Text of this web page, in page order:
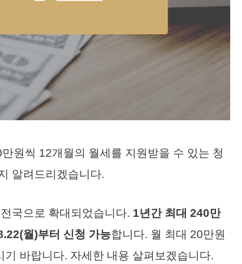
원씩 12개월의 월세를 지원받을 수 있는 청
알려드리겠습니다.
국으로 확대되었습니다. 1년간 최대 240만
월)부터 신청 가능합니다. 월 최대 20만원
바랍니다. 자세한 내용 살펴보겠습니다.